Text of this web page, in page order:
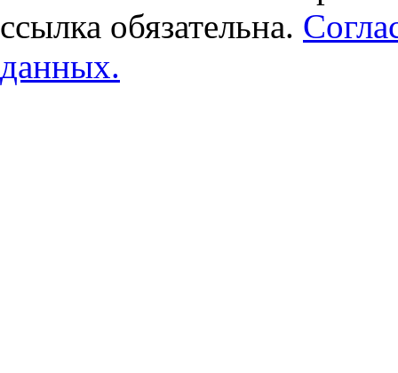
ссылка обязательна.
данных.